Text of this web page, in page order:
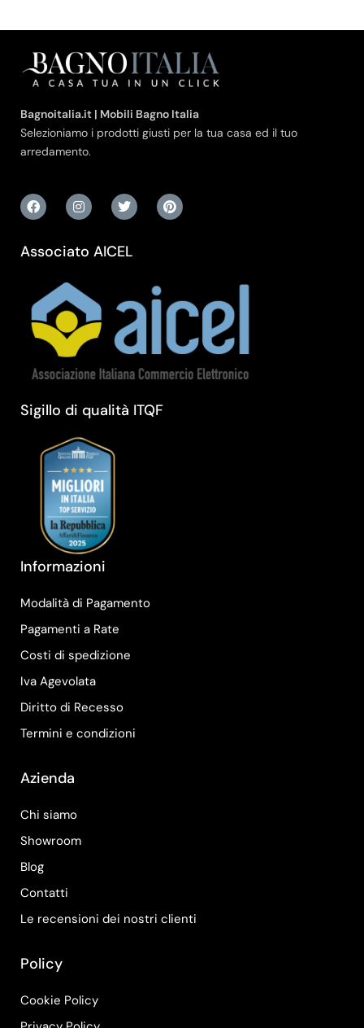
Bagnoitalia.it | Mobili Bagno Italia
Selezioniamo i prodotti giusti per la tua casa ed il tuo
arredamento.
Associato AICEL
Sigillo di qualità ITQF
Informazioni
Modalità di Pagamento
Pagamenti a Rate
Costi di spedizione
Iva Agevolata
Diritto di Recesso
Termini e condizioni
Azienda
Chi siamo
Showroom
Blog
Contatti
Le recensioni dei nostri clienti
Policy
Cookie Policy